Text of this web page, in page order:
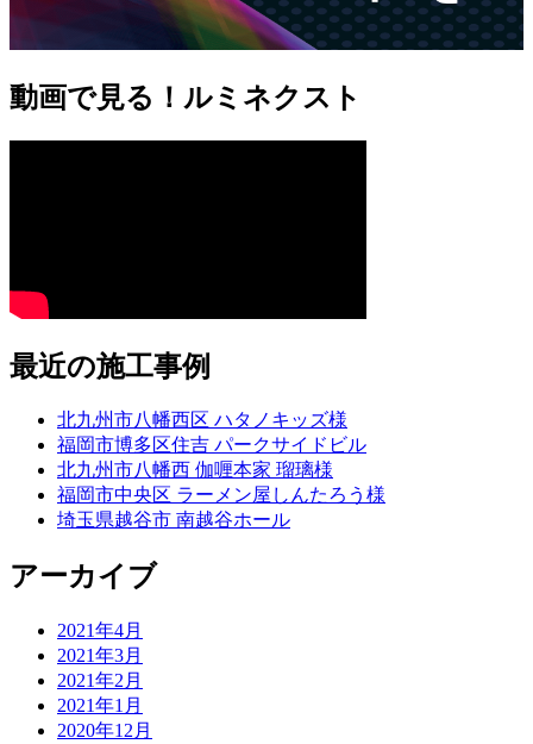
動画で見る！ルミネクスト
最近の施工事例
北九州市八幡西区 ハタノキッズ様
福岡市博多区住吉 パークサイドビル
北九州市八幡西 伽喱本家 瑠璃様
福岡市中央区 ラーメン屋しんたろう様
埼玉県越谷市 南越谷ホール
アーカイブ
2021年4月
2021年3月
2021年2月
2021年1月
2020年12月